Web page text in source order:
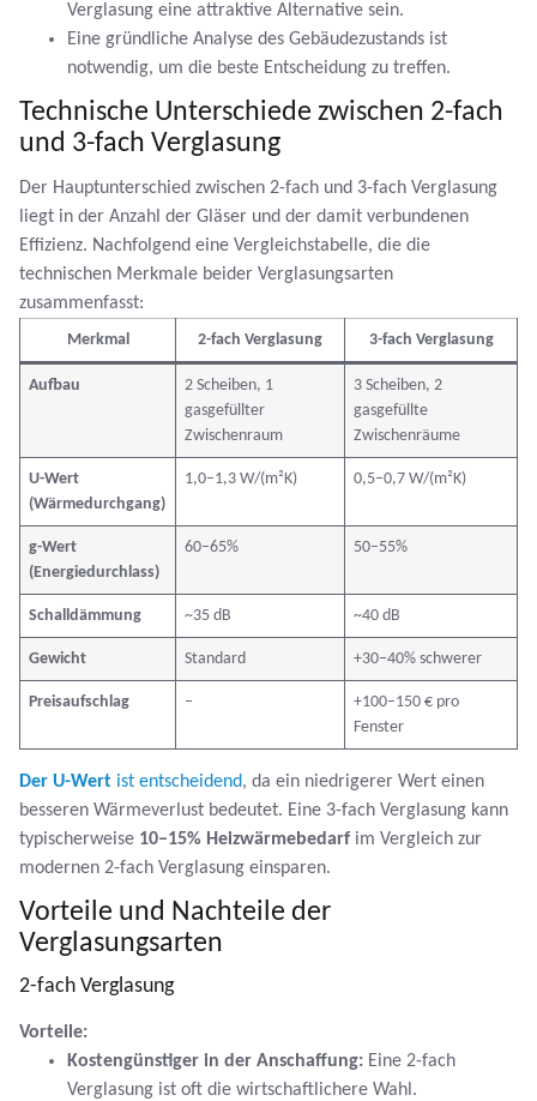
Verglasung eine attraktive Alternative sein.
Eine gründliche Analyse des Gebäudezustands ist
notwendig, um die beste Entscheidung zu treffen.
Technische Unterschiede zwischen 2-fach
und 3-fach Verglasung
Der Hauptunterschied zwischen 2-fach und 3-fach Verglasung
liegt in der Anzahl der Gläser und der damit verbundenen
Effizienz. Nachfolgend eine Vergleichstabelle, die die
technischen Merkmale beider Verglasungsarten
zusammenfasst:
Merkmal 2-fach Verglasung 3-fach Verglasung
Aufbau
2 Scheiben, 1
gasgefüllter
Zwischenraum
3 Scheiben, 2
gasgefüllte
Zwischenräume
U-Wert
(Wärmedurchgang)
1,0–1,3 W/(m²K) 0,5–0,7 W/(m²K)
g-Wert
(Energiedurchlass)
60–65% 50–55%
Schalldämmung ~35 dB ~40 dB
Gewicht Standard +30–40% schwerer
Preisaufschlag –
+100–150 € pro
Fenster
Der U-Wert ist entscheidend, da ein niedrigerer Wert einen
besseren Wärmeverlust bedeutet. Eine 3-fach Verglasung kann
typischerweise 10–15% Heizwärmebedarf im Vergleich zur
modernen 2-fach Verglasung einsparen.
Vorteile und Nachteile der
Verglasungsarten
2-fach Verglasung
Vorteile:
Kostengünstiger in der Anschaffung: Eine 2-fach
Verglasung ist oft die wirtschaftlichere Wahl.